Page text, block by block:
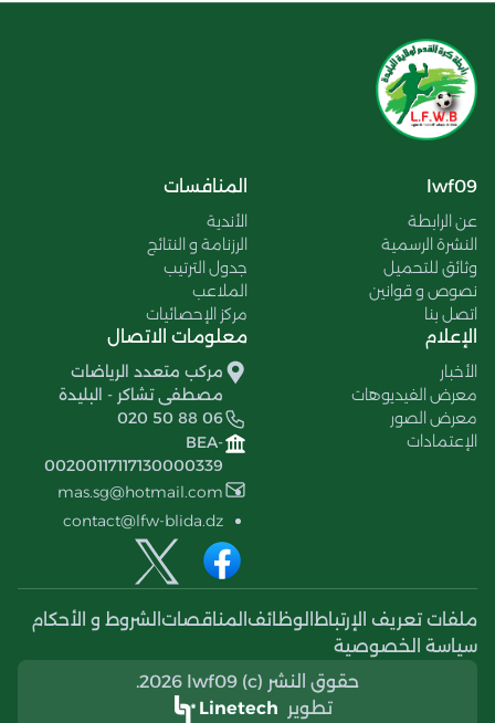
lwf09
عن الرابطة
النشرة الرسمية
وثائق للتحميل
نصوص و قوانين
اتصل بنا
المنافسات
الأندية
الرزنامة و النتائج
جدول الترتيب
الملاعب
مركز الإحصائيات
الإعلام
الأخبار
معرض الفيديوهات
معرض الصور
الإعتمادات
معلومات الاتصال
مركب متعدد الرياضات
مصطفى تشاكر - البليدة
020 50 88 06
BEA-
00200117117130000339
mas.sg@hotmail.com
contact@lfw-blida.dz
ملفات تعريف الإرتباط الوظائف المناقصات الشروط و الأحكام
سياسة الخصوصية
حقوق النشر (c) 2026 lwf09.
تطوير Linetech